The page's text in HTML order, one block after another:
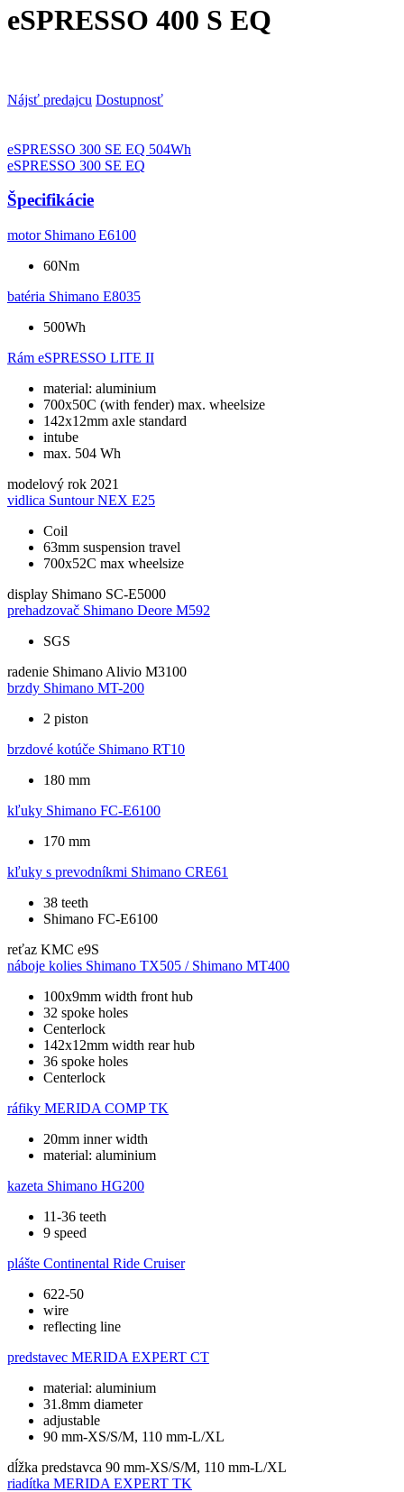
eSPRESSO 400 S EQ
Nájsť predajcu Dostupnosť
eSPRESSO 300 SE EQ 504Wh
eSPRESSO 300 SE EQ
Špecifikácie
motor Shimano E6100
60Nm
batéria Shimano E8035
500Wh
Rám eSPRESSO LITE II
material: aluminium
700x50C (with fender) max. wheelsize
142x12mm axle standard
intube
max. 504 Wh
modelový rok 2021
vidlica Suntour NEX E25
Coil
63mm suspension travel
700x52C max wheelsize
display Shimano SC-E5000
prehadzovač Shimano Deore M592
SGS
radenie Shimano Alivio M3100
brzdy Shimano MT-200
2 piston
brzdové kotúče Shimano RT10
180 mm
kľuky Shimano FC-E6100
170 mm
kľuky s prevodníkmi Shimano CRE61
38 teeth
Shimano FC-E6100
reťaz KMC e9S
náboje kolies Shimano TX505 / Shimano MT400
100x9mm width front hub
32 spoke holes
Centerlock
142x12mm width rear hub
36 spoke holes
Centerlock
ráfiky MERIDA COMP TK
20mm inner width
material: aluminium
kazeta Shimano HG200
11-36 teeth
9 speed
plášte Continental Ride Cruiser
622-50
wire
reflecting line
predstavec MERIDA EXPERT CT
material: aluminium
31.8mm diameter
adjustable
90 mm-XS/S/M, 110 mm-L/XL
dĺžka predstavca 90 mm-XS/S/M, 110 mm-L/XL
riadítka MERIDA EXPERT TK